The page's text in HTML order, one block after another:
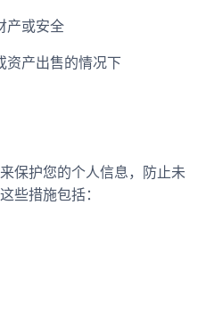
产或安全
资产出售的情况下
保护您的个人信息，防止未
些措施包括：